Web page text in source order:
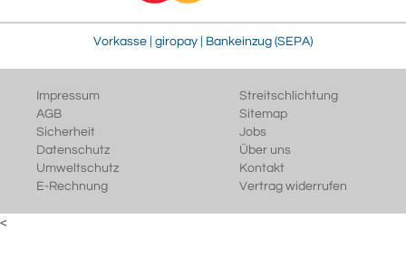
Vorkasse | giropay | Bankeinzug (SEPA)
Impressum
AGB
Sicherheit
Datenschutz
Umweltschutz
E-Rechnung
Streitschlichtung
Sitemap
Jobs
Über uns
Kontakt
Vertrag widerrufen
<